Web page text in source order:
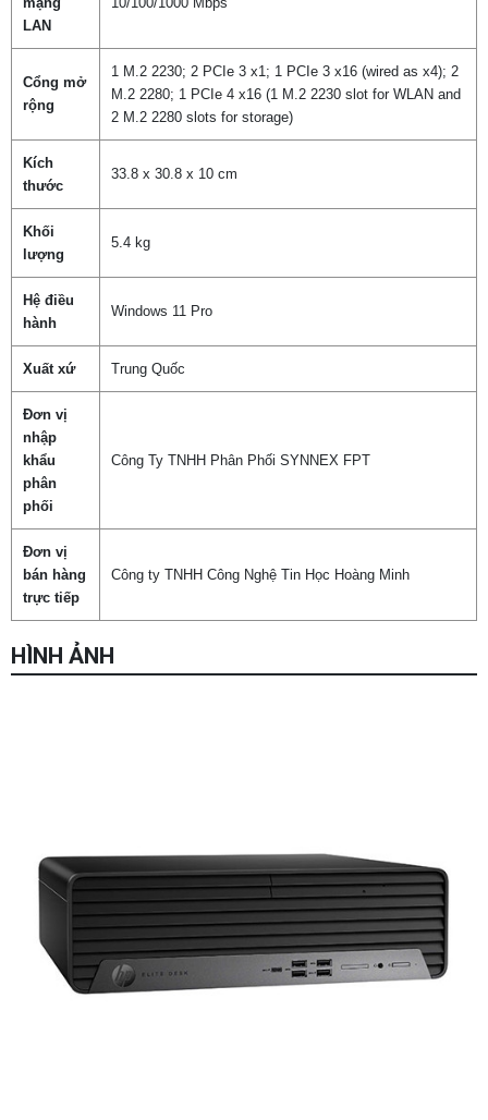
Chọn mua sản phẩm khác
LAN
Cổng mở
rộng
1 M.2 2230; 2 PCIe 3 x1; 1 PCIe 3 x16 (wired as x4); 2
M.2 2280; 1 PCIe 4 x16 (1 M.2 2230 slot for WLAN and
2 M.2 2280 slots for storage)
Kích
thước
33.8 x 30.8 x 10 cm
Khối
lượng
5.4 kg
Hệ điều
hành
Windows 11 Pro
Xuất xứ Trung Quốc
Đơn vị
nhập
khẩu
phân
phối
Công Ty TNHH Phân Phối SYNNEX FPT
Đơn vị
bán hàng
trực tiếp
Công ty TNHH Công Nghệ Tin Học Hoàng Minh
HÌNH ẢNH